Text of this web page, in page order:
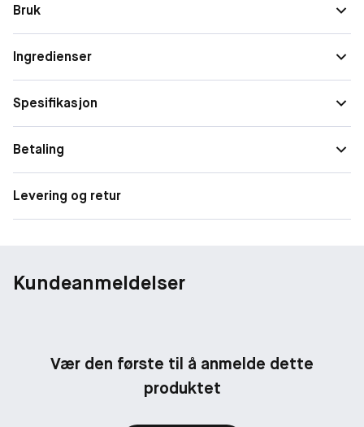
finnes i naturens fornyelse, der hvert friskt pust og hver
solstråle symboliserer en ny bølge av vitalitet og energi!
Bruk
Ingredienser
Spesifikasjon
Betaling
Levering og retur
Kundeanmeldelser
Vær den første til å anmelde dette
produktet